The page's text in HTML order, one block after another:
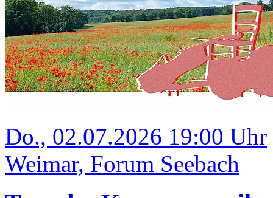
Do., 02.07.2026 19:00 Uhr
Weimar, Forum Seebach